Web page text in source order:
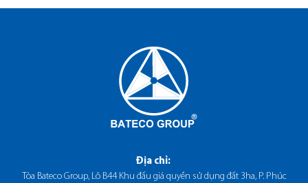
Địa chỉ:
Tòa Bateco Group, Lô B44 Khu đấu giá quyền sử dụng đất 3ha, P. Phúc